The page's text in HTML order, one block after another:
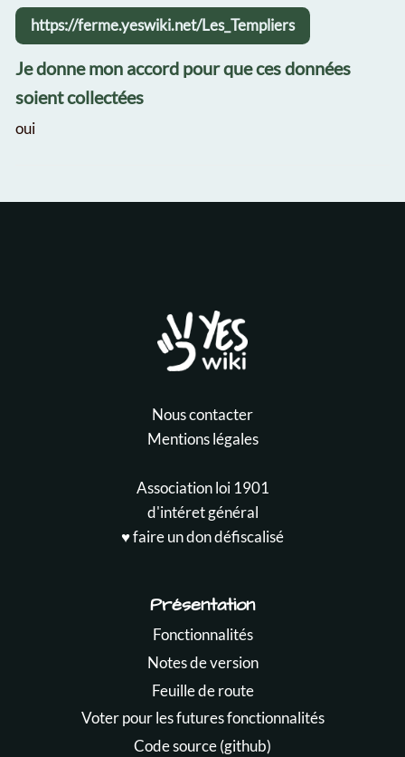
https://ferme.yeswiki.net/Les_Templiers
Je donne mon accord pour que ces données
soient collectées
oui
Nous contacter
Mentions légales
Association loi 1901
d'intéret général
♥️ faire un don défiscalisé
Présentation
Fonctionnalités
Notes de version
Feuille de route
Voter pour les futures fonctionnalités
Code source (github)